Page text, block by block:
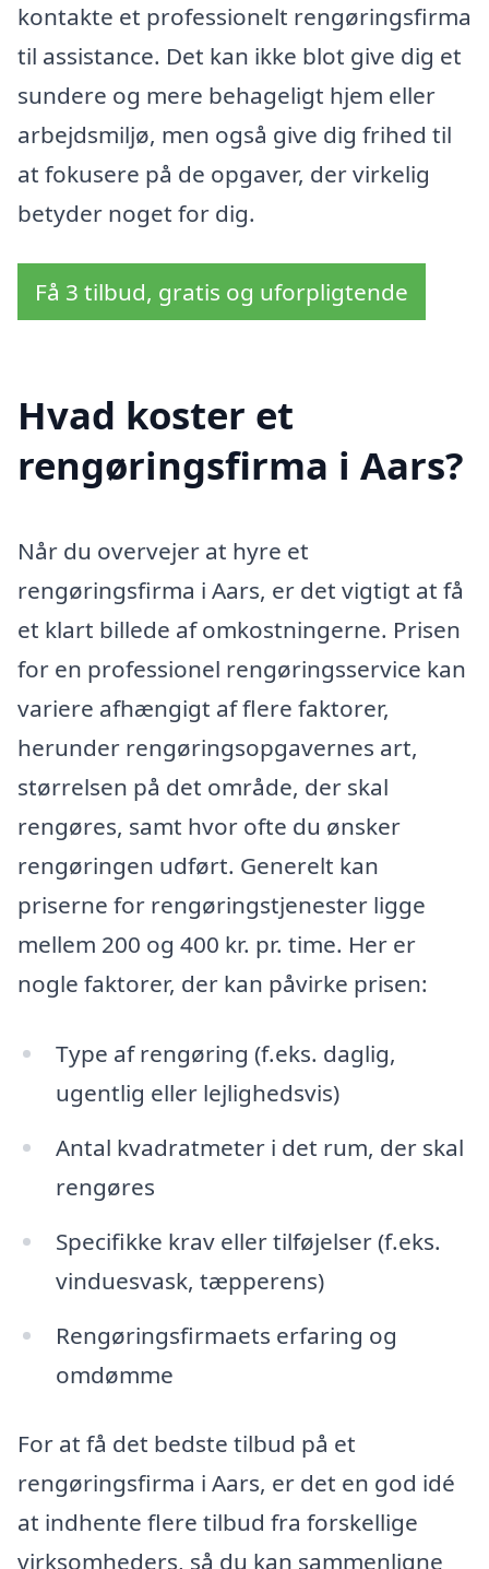
kontakte et professionelt rengøringsfirma
til assistance. Det kan ikke blot give dig et
sundere og mere behageligt hjem eller
arbejdsmiljø, men også give dig frihed til
at fokusere på de opgaver, der virkelig
betyder noget for dig.
Få 3 tilbud, gratis og uforpligtende
Hvad koster et
rengøringsfirma i Aars?
Når du overvejer at hyre et
rengøringsfirma i Aars, er det vigtigt at få
et klart billede af omkostningerne. Prisen
for en professionel rengøringsservice kan
variere afhængigt af flere faktorer,
herunder rengøringsopgavernes art,
størrelsen på det område, der skal
rengøres, samt hvor ofte du ønsker
rengøringen udført. Generelt kan
priserne for rengøringstjenester ligge
mellem 200 og 400 kr. pr. time. Her er
nogle faktorer, der kan påvirke prisen:
Type af rengøring (f.eks. daglig,
ugentlig eller lejlighedsvis)
Antal kvadratmeter i det rum, der skal
rengøres
Specifikke krav eller tilføjelser (f.eks.
vinduesvask, tæpperens)
Rengøringsfirmaets erfaring og
omdømme
For at få det bedste tilbud på et
rengøringsfirma i Aars, er det en god idé
at indhente flere tilbud fra forskellige
virksomheders, så du kan sammenligne